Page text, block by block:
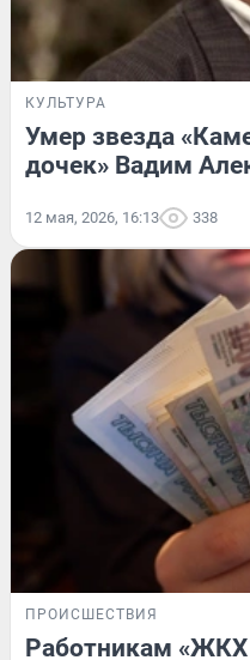
КУЛЬТУРА
Умер звезда
дочек» Вадим
12 мая, 2026, 16:13 338
ПРОИСШЕСТВИЯ
Работникам «ЖКХ